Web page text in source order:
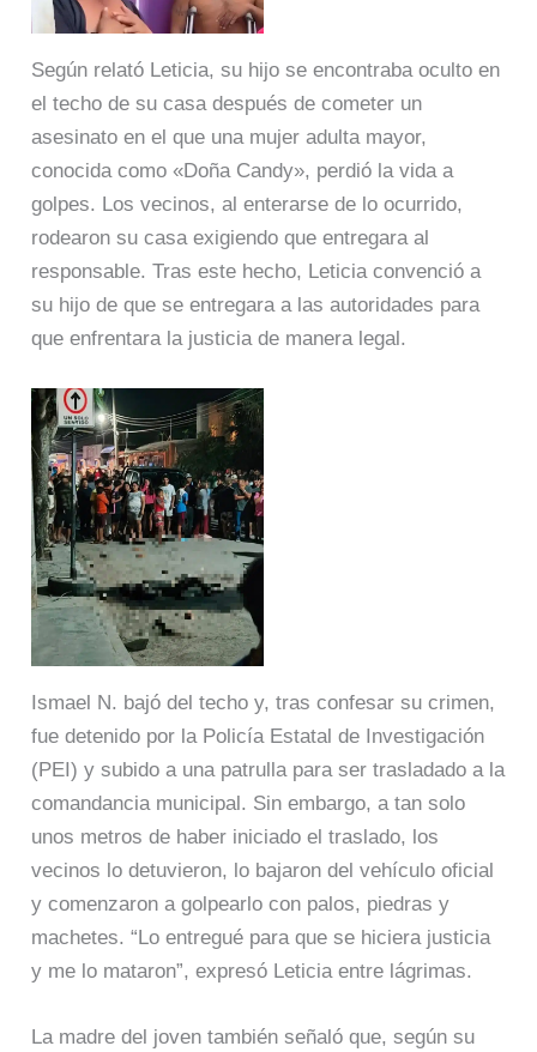
Según relató Leticia, su hijo se encontraba oculto en
el techo de su casa después de cometer un
asesinato en el que una mujer adulta mayor,
conocida como «Doña Candy», perdió la vida a
golpes. Los vecinos, al enterarse de lo ocurrido,
rodearon su casa exigiendo que entregara al
responsable. Tras este hecho, Leticia convenció a
su hijo de que se entregara a las autoridades para
que enfrentara la justicia de manera legal.
Ismael N. bajó del techo y, tras confesar su crimen,
fue detenido por la Policía Estatal de Investigación
(PEI) y subido a una patrulla para ser trasladado a la
comandancia municipal. Sin embargo, a tan solo
unos metros de haber iniciado el traslado, los
vecinos lo detuvieron, lo bajaron del vehículo oficial
y comenzaron a golpearlo con palos, piedras y
machetes. “Lo entregué para que se hiciera justicia
y me lo mataron”, expresó Leticia entre lágrimas.
La madre del joven también señaló que, según su